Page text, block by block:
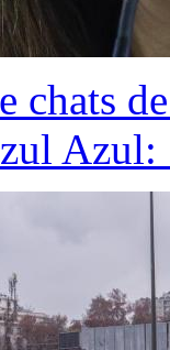
chats